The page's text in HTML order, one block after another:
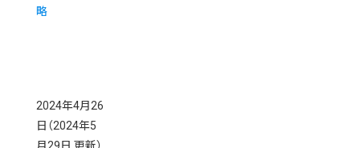
略
2024年4月26
日 （2024年5